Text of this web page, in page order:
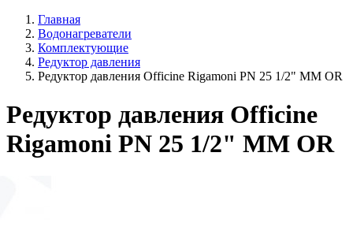
Главная
Водонагреватели
Комплектующие
Редуктор давления
Редуктор давления Officine Rigamoni PN 25 1/2" MM OR
Редуктор давления Officine
Rigamoni PN 25 1/2" MM OR